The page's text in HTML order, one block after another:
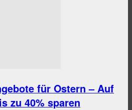
für Ostern – Auf
zu 40% sparen